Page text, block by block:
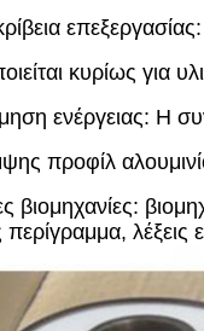
κυρίως για
ενέργειας: Η
προφίλ
βιομηχανίες:
περίγραμμα,